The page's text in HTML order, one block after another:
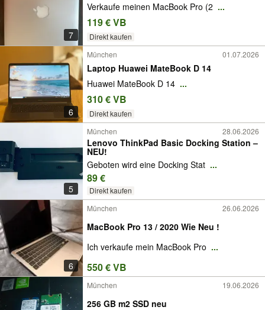
7
Verkaufe meinen MacBook Pro (2 ...
119 € VB
Direkt kaufen
6
München 01.07.2026
Laptop Huawei MateBook D 14
Huawei MateBook D 14 ...
310 € VB
Direkt kaufen
5
München 28.06.2026
Lenovo ThinkPad Basic Docking Station –
NEU!
Geboten wird eine Docking Stat ...
89 €
Direkt kaufen
6
München 26.06.2026
MacBook Pro 13 / 2020 Wie Neu !
Ich verkaufe mein MacBook Pro ...
550 € VB
München 19.06.2026
256 GB m2 SSD neu